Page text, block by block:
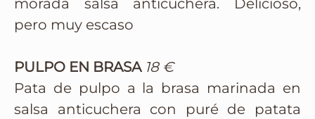
morada salsa anticuchera. Delicioso,
pero muy escaso
PULPO EN BRASA18 €
Pata de pulpo a la brasa marinada en
salsa anticuchera con puré de patata